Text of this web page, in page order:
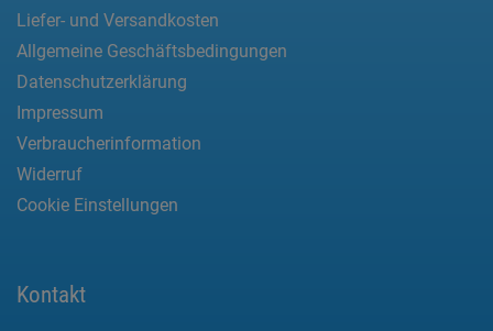
Liefer- und Versandkosten
Allgemeine Geschäftsbedingungen
Datenschutzerklärung
Impressum
Verbraucherinformation
Widerruf
Cookie Einstellungen
Kontakt